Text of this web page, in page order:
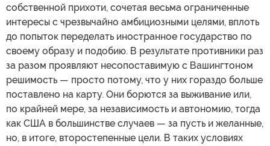
собственной прихоти, сочетая весьма ограниченные
интересы с чрезвычайно амбициозными целями, вплоть
до попыток переделать иностранное государство по
своему образу и подобию. В результате противники раз
за разом проявляют несопоставимую с Вашингтоном
решимость — просто потому, что у них гораздо больше
поставлено на карту. Они борются за выживание или,
по крайней мере, за независимость и автономию, тогда
как США в большинстве случаев — за пусть и желанные,
но, в итоге, второстепенные цели. В таких условиях